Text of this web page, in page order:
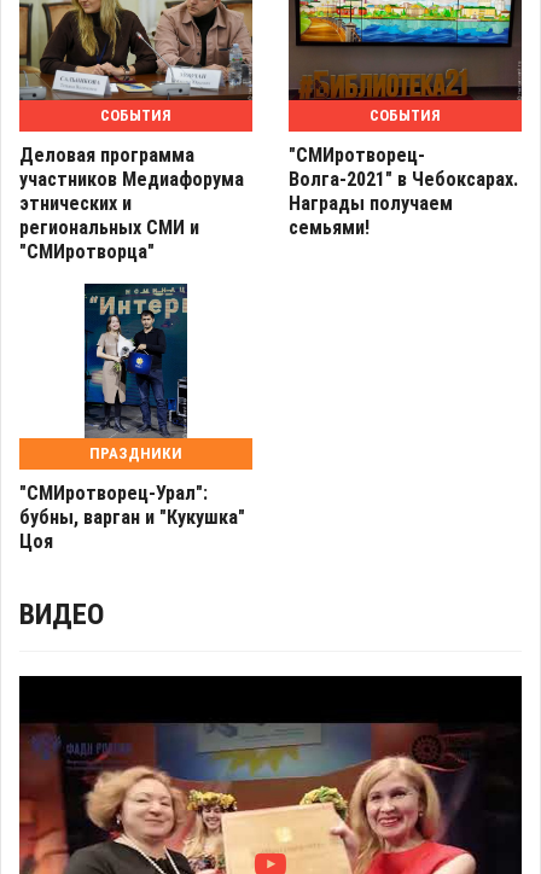
СОБЫТИЯ
Деловая программа
участников Медиафорума
этнических и
региональных СМИ и
"СМИротворца"
СОБЫТИЯ
"СМИротворец-
Волга-2021" в Чебоксарах.
Награды получаем
семьями!
ПРАЗДНИКИ
"СМИротворец-Урал":
бубны, варган и "Кукушка"
Цоя
ВИДЕО